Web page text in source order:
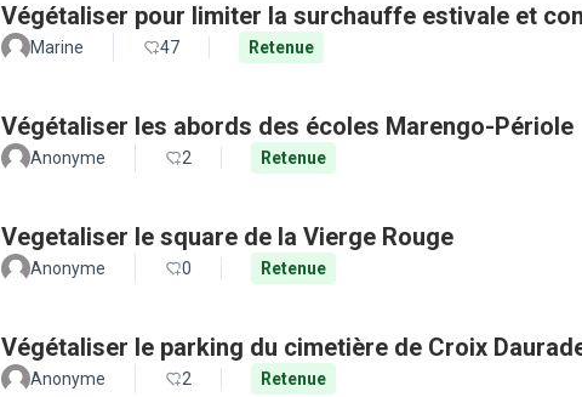
Végétaliser pour limiter la surchauffe estivale et
Marine 47 Retenue
Végétaliser les abords des écoles Marengo-Périole
Anonyme 2 Retenue
Vegetaliser le square de la Vierge Rouge
Anonyme 0 Retenue
Végétaliser le parking du cimetière de Croix
Anonyme 2 Retenue